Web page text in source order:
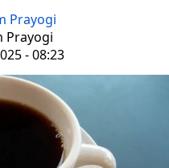
Prayogi
Prayogi
- 08:23